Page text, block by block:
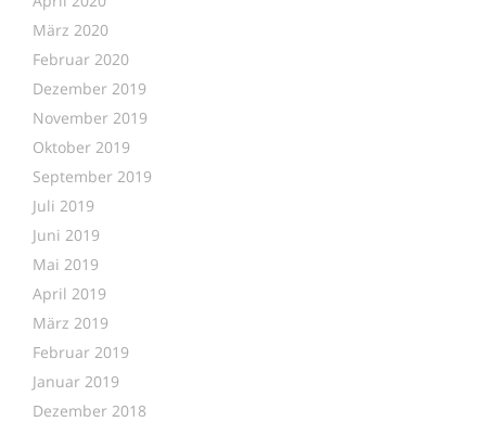
März 2020
Februar 2020
Dezember 2019
November 2019
Oktober 2019
September 2019
Juli 2019
Juni 2019
Mai 2019
April 2019
März 2019
Februar 2019
Januar 2019
Dezember 2018